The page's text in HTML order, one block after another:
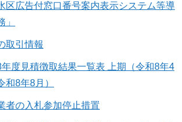
区広告付窓口番号案内表示システム等導
」
取引情報
度見積徴取結果一覧表 上期（令和8年4
和8年8月）
者の入札参加停止措置